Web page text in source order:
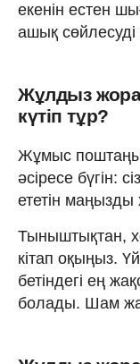
екенін естен
ашық
Жұлдыз
күтіп тұр?
Жұмыс
әсіресе бүгін:
ететін маңызды
Тыныштықтан,
кітап оқыңыз.
бетіндегі ең
болады. Шам